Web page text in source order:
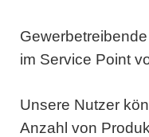
im Service Point
Unsere Nutzer
Anzahl von